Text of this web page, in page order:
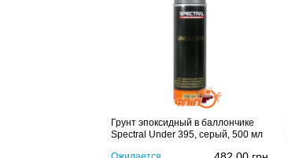
Грунт эпоксидный в баллончике
Spectral Under 395, серый, 500 мл